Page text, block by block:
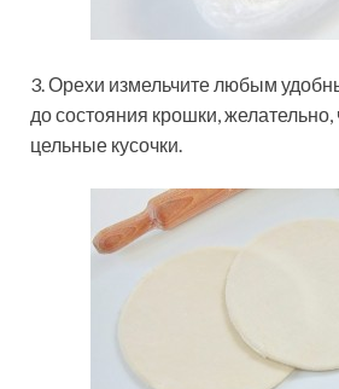
3. Орехи измельчите любым
до состояния крошки,
цельные кусочки.